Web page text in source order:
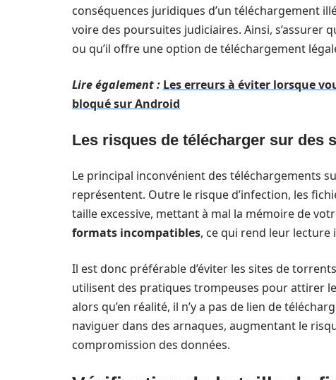
conséquences juridiques d’un téléchargement
voire des poursuites judiciaires. Ainsi, s’assurer
ou qu’il offre une option de téléchargement
Lire également : Les erreurs à éviter lorsque
bloqué sur Android
Les risques de télécharger sur des
Le principal inconvénient des téléchargements
représentent. Outre le risque d’infection, les
taille excessive, mettant à mal la mémoire de
formats incompatibles, ce qui rend leur
Il est donc préférable d’éviter les sites de
utilisent des pratiques trompeuses pour attirer
alors qu’en réalité, il n’y a pas de lien de
naviguer dans des arnaques, augmentant le
compromission des données.